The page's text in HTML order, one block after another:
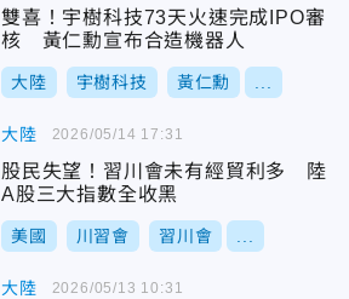
雙喜！宇樹科技73天火速完成IPO審
核 黃仁勳宣布合造機器人
大陸 宇樹科技 黃仁勳
大陸
股民失望！習川會未有經貿利多 陸
A股三大指數全收黑
美國 川習會 習川會
2026/05/14 17:31
大陸 2026/05/13 10:31